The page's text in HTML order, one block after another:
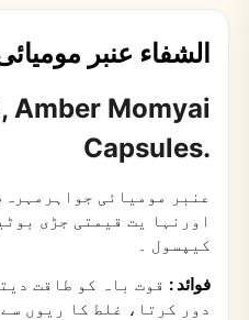
الشفاء عنبر
Amber Momyai
Capsules.
عنبر مومیائی
اورنہا یت قیمتی جڑی
کیپسول ۔
فوائد : قوت باہ کو طاقت
دور کرتا، غلط کا ریوں